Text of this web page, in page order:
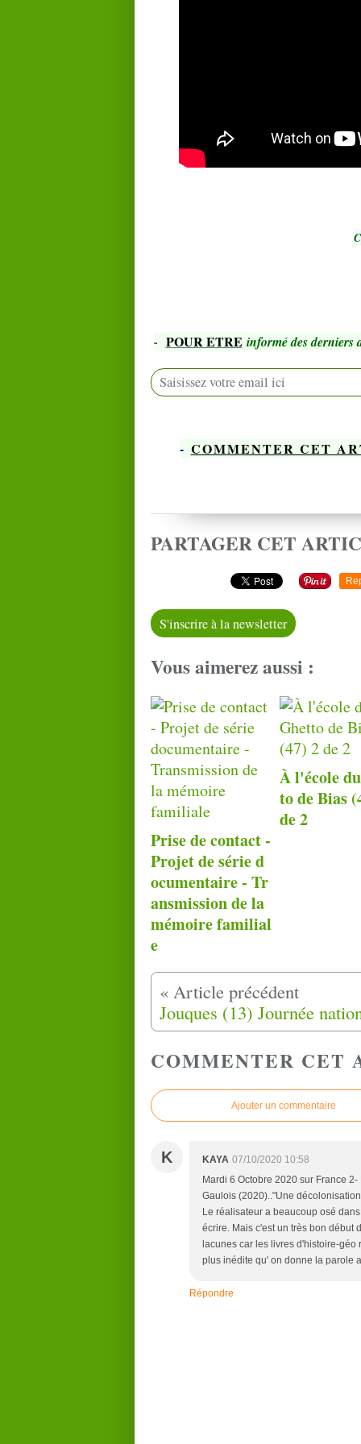
- POUR ETRE informé des derniers
- COMMENTER CET
PARTAGER CET
S'inscrire à la newsletter
Vous aimerez aussi :
Prise de contact -
Projet de série d
ocumentaire - Tr
ansmission de la
mémoire familial
e
À l'école
to de Bias
de 2
COMMENTER CET
Ajouter un commentaire
K KAYA 07/10/2020 10:58
Mardi 6 Octobre 2020 sur France
Gaulois (2020).."Une
Le réalisateur a beaucoup osé
écrire. Mais c'est un très bon début
lacunes car les livres d'histoire-
plus inédite qu' on donne la parole
Répondre